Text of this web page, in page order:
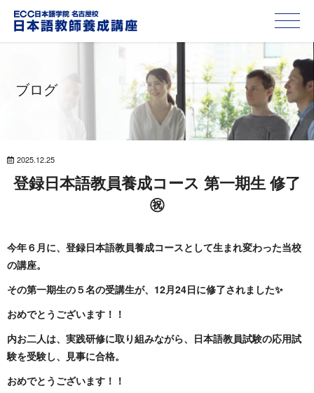
ブログ
2025.12.25
登録日本語教員養成コース 第一期生 修了
㊗
今年６月に、登録日本語教員養成コースとして生まれ変わった当校
の講座。
その第一期生の５名の受講生が、12月24日に修了されました✨
おめでとうございます！！
内お二人は、実践研修に取り組みながら、日本語教員試験の応用試
験を受験し、見事に合格。
おめでとうございます！！